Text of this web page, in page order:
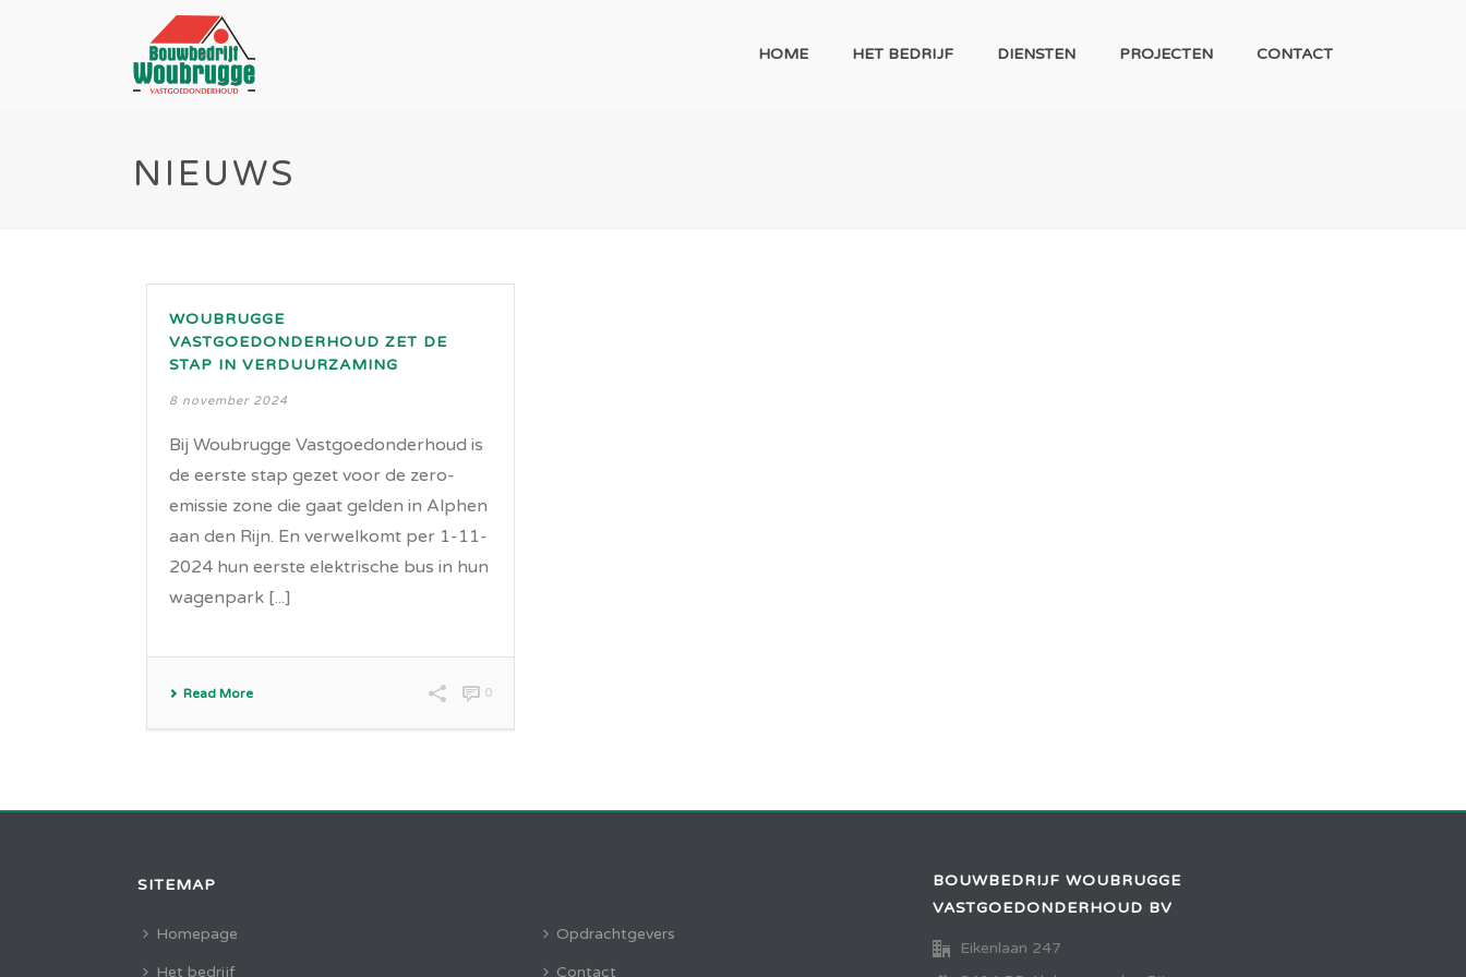
HOME HET BEDRIJF DIENSTEN PROJECTEN CONTACT
NIEUWS
WOUBRUGGE
VASTGOEDONDERHOUD ZET DE
STAP IN VERDUURZAMING
8 november 2024
Bij Woubrugge Vastgoedonderhoud is
de eerste stap gezet voor de zero-
emissie zone die gaat gelden in Alphen
aan den Rijn. En verwelkomt per 1-11-
2024 hun eerste elektrische bus in hun
wagenpark [...]
Read More 0
SITEMAP
Homepage
Het bedrijf
Opdrachtgevers
Contact
BOUWBEDRIJF WOUBRUGGE
VASTGOEDONDERHOUD BV
Eikenlaan 247